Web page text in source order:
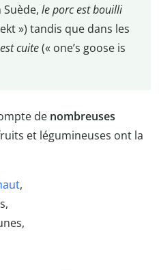
le porc est bouilli
») tandis que dans les
cuite(« one’s goose is
de nombreuses
et légumineuses ont la
,